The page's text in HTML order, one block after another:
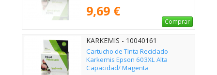
9,69 €
Comprar
KARKEMIS - 10040161
Cartucho de Tinta Reciclado
Karkemis Epson 603XL Alta
Capacidad/ Magenta